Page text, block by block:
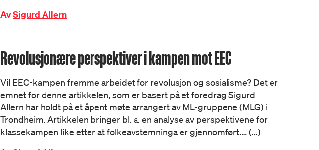
AvSigurd Allern
Revolusjonære perspektiver i kampen mot EEC
Vil EEC-kampen fremme arbeidet for revolusjon og sosialisme? Det er
emnet for denne artikkelen, som er basert på et foredrag Sigurd
Allern har holdt på et åpent møte arrangert av ML-gruppene (MLG) i
Trondheim. Artikkelen bringer bl. a. en analyse av perspektivene for
klassekampen like etter at folkeavstemninga er gjennomført.… (...)